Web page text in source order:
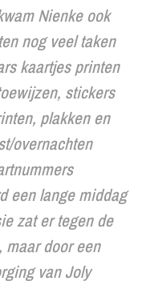
Nienke ook
nog veel taken
kaartjes printen
stickers
plakken en
overnachten
een lange middag
zat er tegen de
maar door een
van Joly